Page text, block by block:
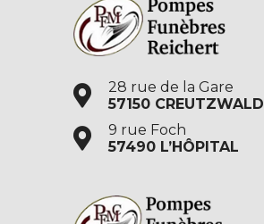
28 rue de la Gare
57150 CREUTZWALD
9 rue Foch
57490 L’HÔPITAL